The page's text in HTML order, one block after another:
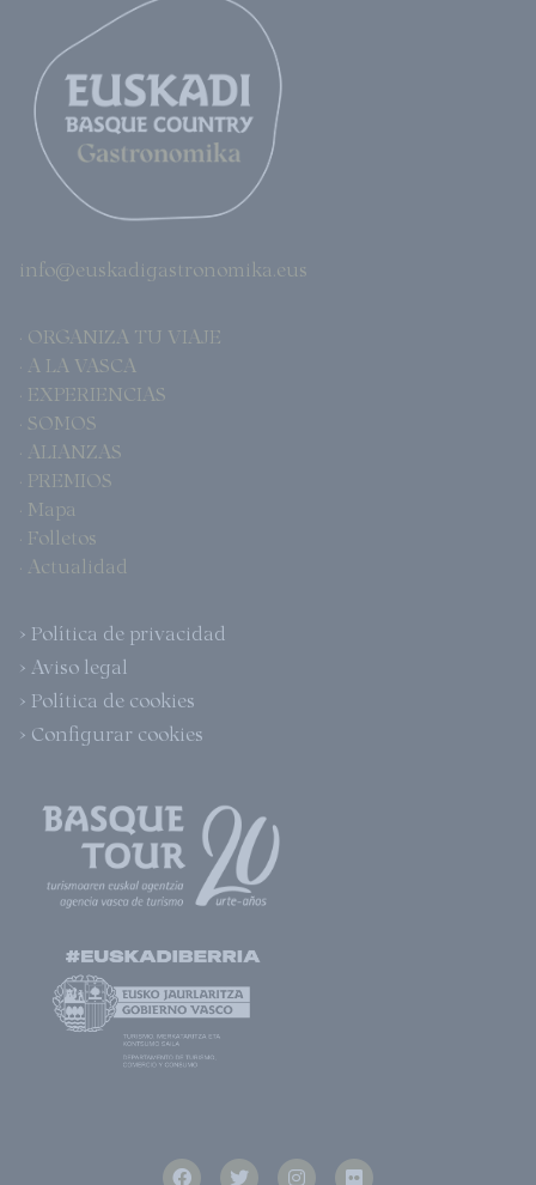
info@euskadigastronomika.eus
· ORGANIZA TU VIAJE
· A LA VASCA
· EXPERIENCIAS
· SOMOS
· ALIANZAS
· PREMIOS
· Mapa
· Folletos
· Actualidad
> Política de privacidad
> Aviso legal
> Política de cookies
> Configurar cookies